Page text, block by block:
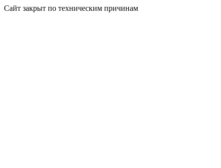
Сайт закрыт по техническим причинам